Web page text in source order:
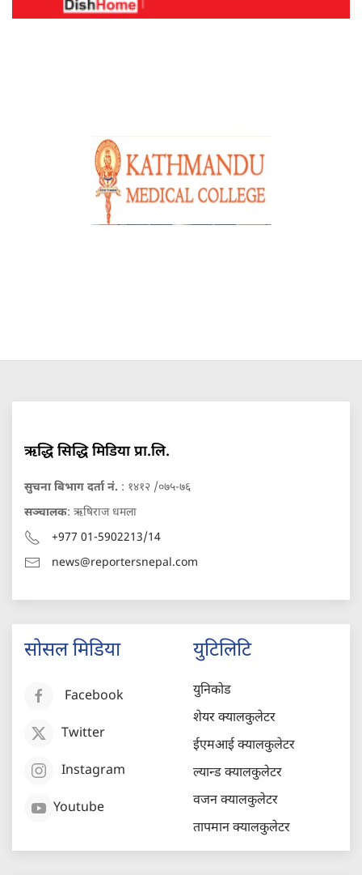
ऋद्धि सिद्धि मिडिया प्रा.लि.
सुचना बिभाग दर्ता नं. : १४१२ /०७५-७६
सञ्चालक: ऋषिराज धमला
+977 01-5902213/14
news@reportersnepal.com
सोसल मिडिया
Facebook
Twitter
Instagram
Youtube
युटिलिटि
युनिकोड
शेयर क्यालकुलेटर
ईएमआई क्यालकुलेटर
ल्यान्ड क्यालकुलेटर
वजन क्यालकुलेटर
तापमान क्यालकुलेटर